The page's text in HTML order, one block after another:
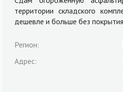
территории складского
дешевле и больше без
Регион:
Адрес: